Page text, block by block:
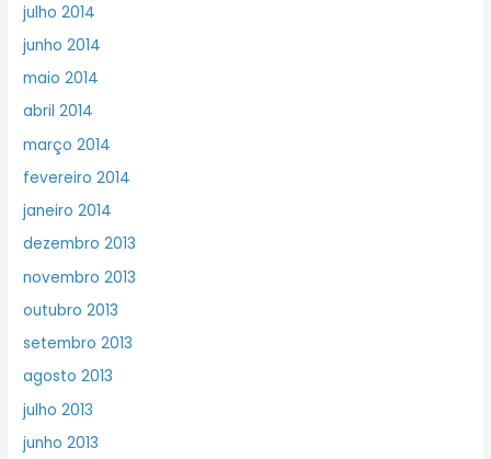
julho 2014
junho 2014
maio 2014
abril 2014
março 2014
fevereiro 2014
janeiro 2014
dezembro 2013
novembro 2013
outubro 2013
setembro 2013
agosto 2013
julho 2013
junho 2013